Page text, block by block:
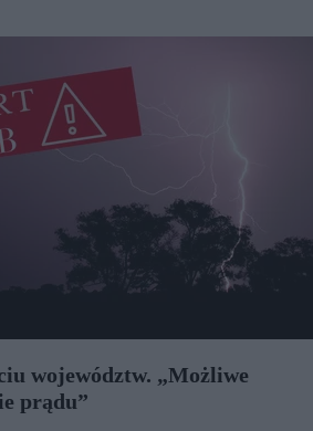
województw. „Możliwe
prądu”